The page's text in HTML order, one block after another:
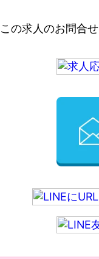
この求人のお問合せ